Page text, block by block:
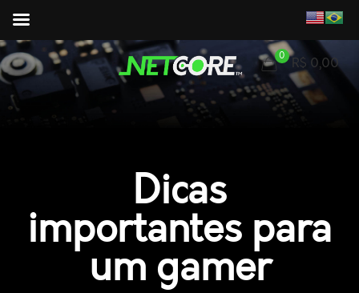
0
R$ 0,00
Dicas
importantes para
um gamer